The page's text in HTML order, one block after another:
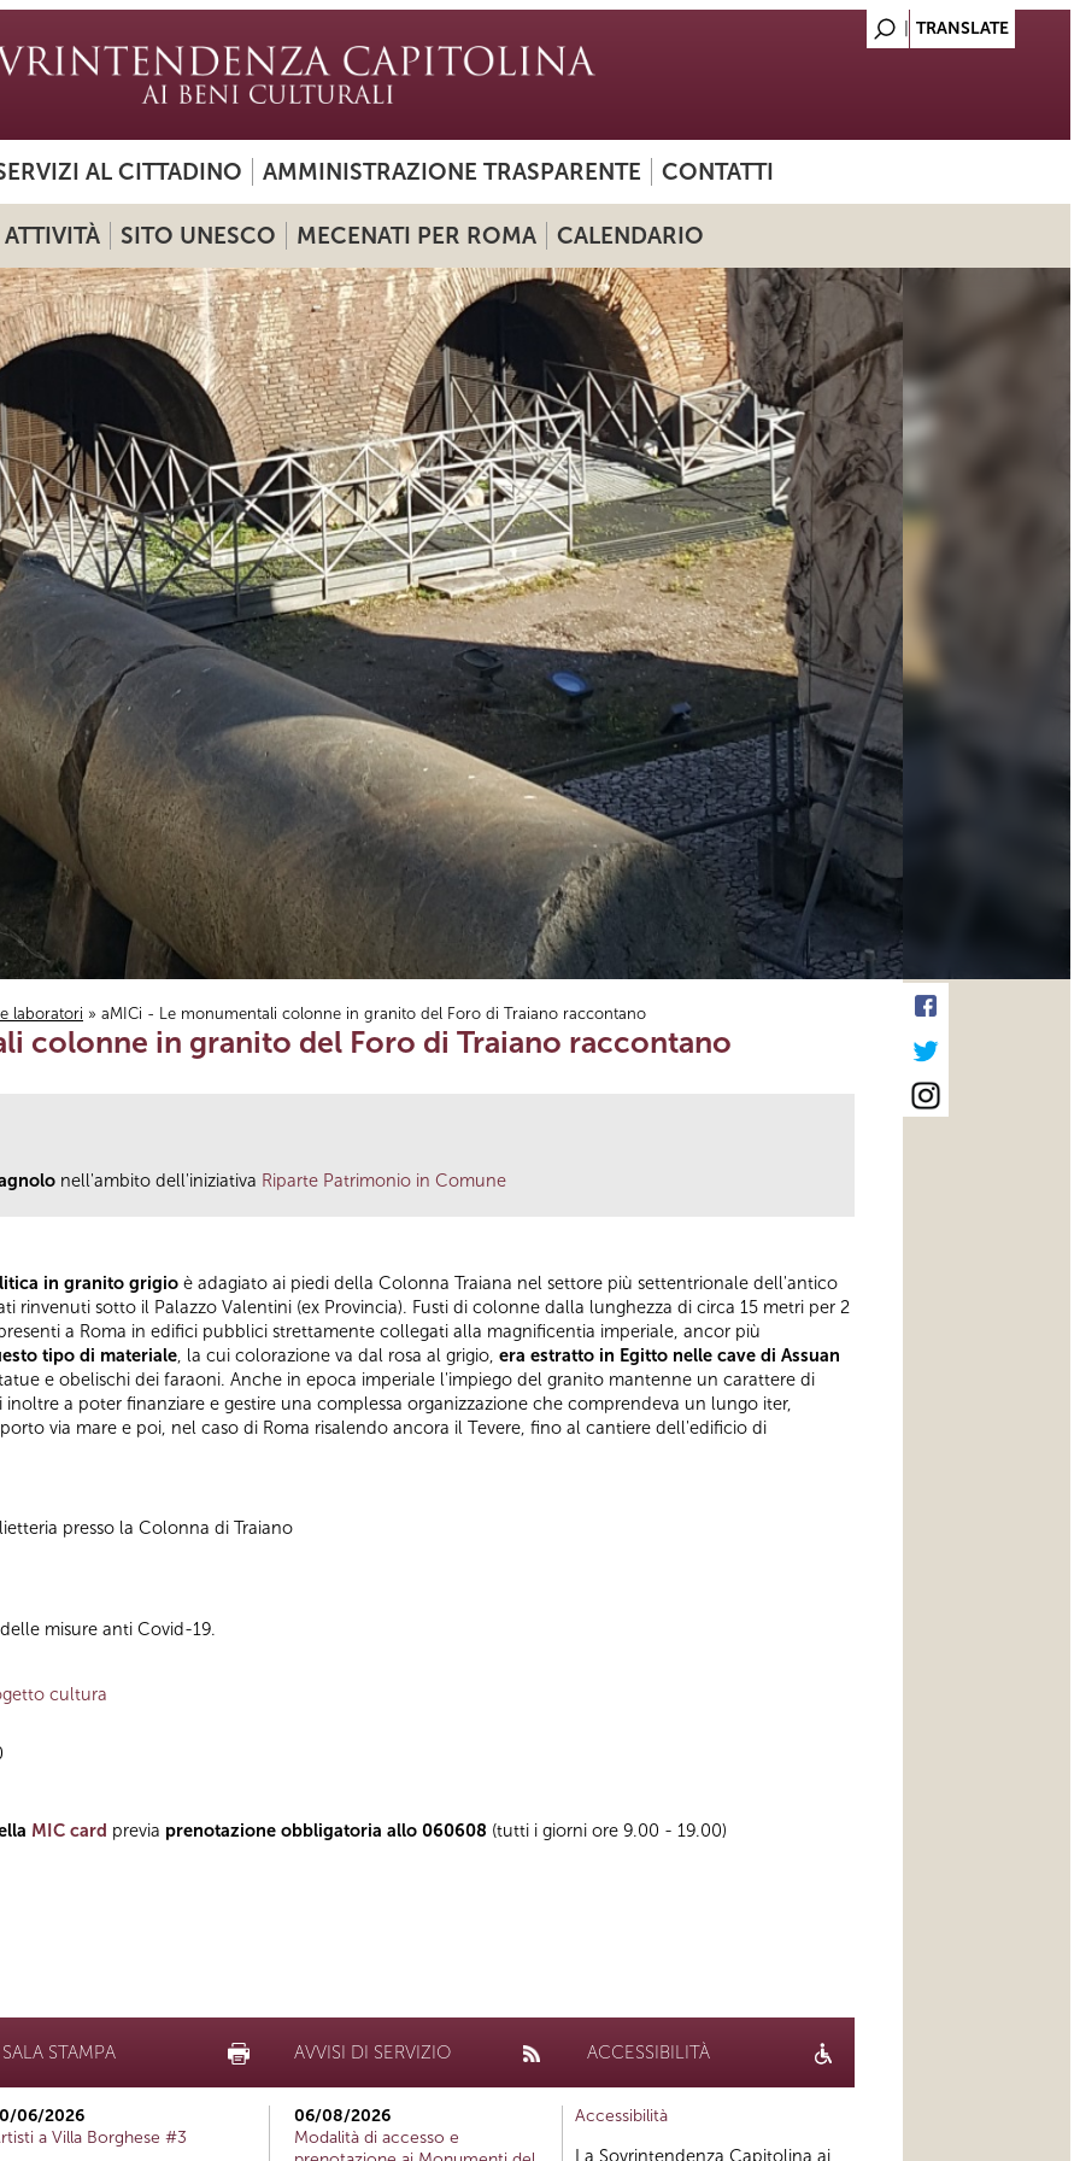
AL CITTADINO AMMINISTRAZIONE TRASPARENTE CONTATTI
ATTIVITÀ SITO UNESCO MECENATI PER ROMA CALENDARIO
laboratori » aMICi - Le monumentali colonne in granito del Foro di Traiano raccontano
colonne in granito del Foro di Traiano raccontano
nell'ambito dell'iniziativa Riparte Patrimonio in Comune
in granito grigio è adagiato ai piedi della Colonna Traiana nel settore più settentrionale dell'antico
rinvenuti sotto il Palazzo Valentini (ex Provincia). Fusti di colonne dalla lunghezza di circa 15 metri per 2
a Roma in edifici pubblici strettamente collegati alla magnificentia imperiale, ancor più
tipo di materiale , la cui colorazione va dal rosa al grigio, era estratto in Egitto nelle cave di Assuan
e obelischi dei faraoni. Anche in epoca imperiale l'impiego del granito mantenne un carattere di
inoltre a poter finanziare e gestire una complessa organizzazione che comprendeva un lungo iter,
via mare e poi, nel caso di Roma risalendo ancora il Tevere, fino al cantiere dell'edificio di
presso la Colonna di Traiano
misure anti Covid-19.
cultura
MIC card previa prenotazione obbligatoria allo 060608 (tutti i giorni ore 9.00 - 19.00)
SALA STAMPA
06/2026
a Villa Borghese #3
AVVISI DI SERVIZIO
06/08/2026
Modalità di accesso e
ACCESSIBILITÀ
Accessibilità
La Sovrintendenza Capitolina ai